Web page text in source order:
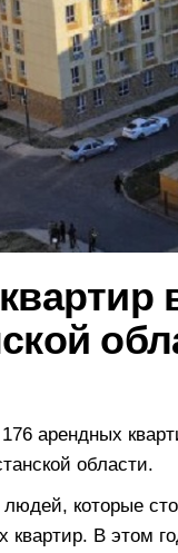
арендных
области.
которые
В этом